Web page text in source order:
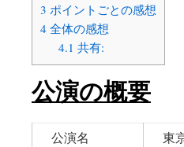
3 ポイントごとの感想
4 全体の感想
4.1 共有:
公演の概要
公演名
東